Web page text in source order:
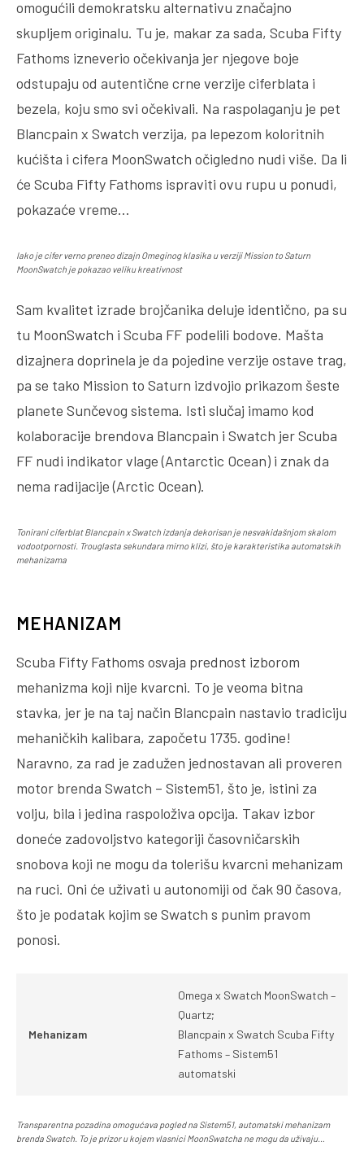
omogućili demokratsku alternativu značajno
skupljem originalu. Tu je, makar za sada, Scuba Fifty
Fathoms izneverio očekivanja jer njegove boje
odstupaju od autentične crne verzije ciferblata i
bezela, koju smo svi očekivali. Na raspolaganju je pet
Blancpain x Swatch verzija, pa lepezom koloritnih
kućišta i cifera MoonSwatch očigledno nudi više. Da li
će Scuba Fifty Fathoms ispraviti ovu rupu u ponudi,
pokazaće vreme…
Iako je cifer verno preneo dizajn Omeginog klasika u verziji Mission to Saturn
MoonSwatch je pokazao veliku kreativnost
Sam kvalitet izrade brojčanika deluje identično, pa su
tu MoonSwatch i Scuba FF podelili bodove. Mašta
dizajnera doprinela je da pojedine verzije ostave trag,
pa se tako Mission to Saturn izdvojio prikazom šeste
planete Sunčevog sistema. Isti slučaj imamo kod
kolaboracije brendova Blancpain i Swatch jer Scuba
FF nudi indikator vlage (Antarctic Ocean) i znak da
nema radijacije (Arctic Ocean).
Tonirani ciferblat Blancpain x Swatch izdanja dekorisan je nesvakidašnjom skalom
vodootpornosti. Trouglasta sekundara mirno klizi, što je karakteristika automatskih
mehanizama
MEHANIZAM
Scuba Fifty Fathoms osvaja prednost izborom
mehanizma koji nije kvarcni. To je veoma bitna
stavka, jer je na taj način Blancpain nastavio tradiciju
mehaničkih kalibara, započetu 1735. godine!
Naravno, za rad je zadužen jednostavan ali proveren
motor brenda Swatch – Sistem51, što je, istini za
volju, bila i jedina raspoloživa opcija. Takav izbor
doneće zadovoljstvo kategoriji časovničarskih
snobova koji ne mogu da tolerišu kvarcni mehanizam
na ruci. Oni će uživati u autonomiji od čak 90 časova,
što je podatak kojim se Swatch s punim pravom
ponosi.
Mehanizam
Omega x Swatch MoonSwatch –
Quartz;
Blancpain x Swatch Scuba Fifty
Fathoms – Sistem51
automatski
Transparentna pozadina omogućava pogled na Sistem51, automatski mehanizam
brenda Swatch. To je prizor u kojem vlasnici MoonSwatcha ne mogu da uživaju…